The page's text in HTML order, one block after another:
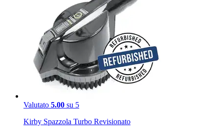
Valutato 5.00 su 5
Kirby Spazzola Turbo Revisionato